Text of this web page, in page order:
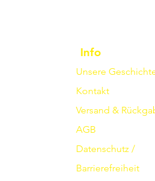
Info
Unsere
Kontakt
Versand &
AGB
Datenschutz /
Barrierefreiheit